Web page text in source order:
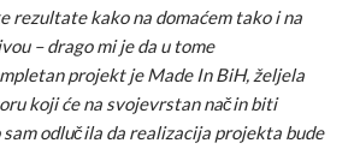
rezultate kako na domaćem tako i na
– drago mi je da u tome
projekt je Made In BiH, željela
koji će na svojevrstan način biti
odlučila da realizacija projekta bude